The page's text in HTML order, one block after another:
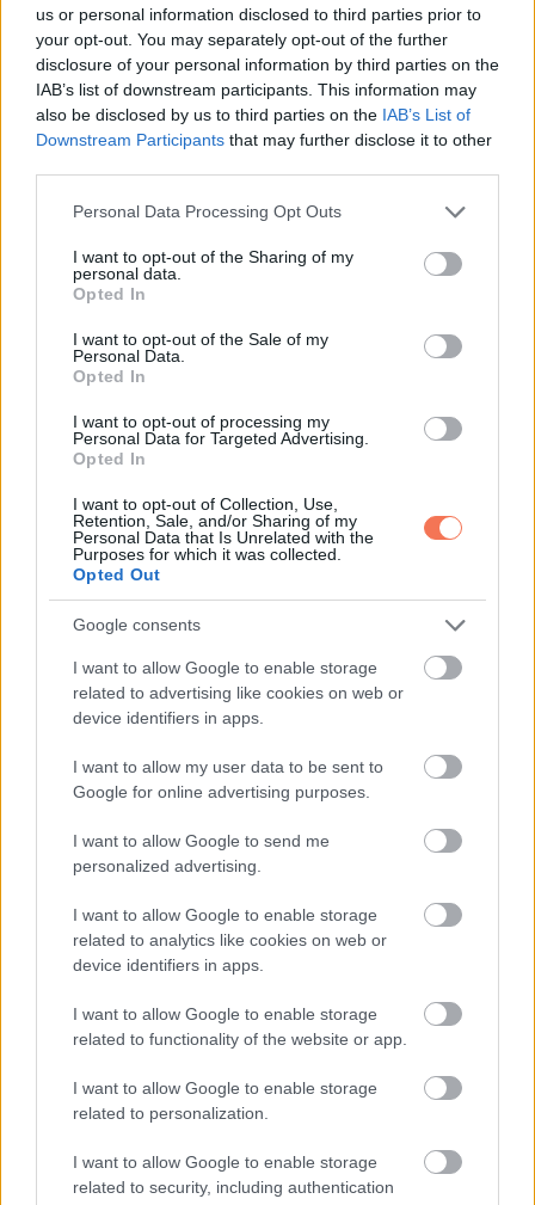
us or personal information disclosed to third parties prior to
your opt-out. You may separately opt-out of the further
disclosure of your personal information by third parties on the
IAB’s list of downstream participants. This information may
also be disclosed by us to third parties on the IAB’s List of
Downstream Participants that may further disclose it to other
Please note that this website/app uses one or more Google
not limited to your visit or usage behaviour. You may click to
grant or deny consent to Google and its third-party tags to
use your data for below specified purposes in below Google
consent section.
Personal Data Processing Opt Outs
I want to opt-out of the Sharing of my
personal data.
Opted In
I want to opt-out of the Sale of my
Personal Data.
Opted In
I want to opt-out of processing my
Personal Data for Targeted Advertising.
Opted In
I want to opt-out of Collection, Use,
Retention, Sale, and/or Sharing of my
Personal Data that Is Unrelated with the
Purposes for which it was collected.
Opted Out
Google consents
I want to allow Google to enable storage
related to advertising like cookies on web or
device identifiers in apps.
I want to allow my user data to be sent to
Google for online advertising purposes.
I want to allow Google to send me
personalized advertising.
I want to allow Google to enable storage
related to analytics like cookies on web or
device identifiers in apps.
I want to allow Google to enable storage
related to functionality of the website or app.
I want to allow Google to enable storage
related to personalization.
I want to allow Google to enable storage
related to security, including authentication
Ez az ember, mutattam Lewisra, az új főnökük, és a lánc
leendő tulajdonosa.
Felszisszent a terem.
A levél
Benne egy sor állt:
Huntsville, 2012.
Elakadt a lélegzetem. Megkértem az ügyvédemet, nézzen
utána csendben. Estére megvolt az igazság.
Tizenkilenc évesen Lewis autólopásért ült. Tizennyolc
hónapot kapott.
Harag, zűrzavar, csalódás kavarodott bennem.
Nyugodtan állt elém, vállalva, ami jön.
Miért nem mondta el, kérdeztem halkan.
Tizenkilenc voltam. Hőzöngő, felelőtlen. Elvittem egy kocsit,
és megkaptam érte, ami járt.
Nem hazudtam, mondta határozottan. Nem mondtam, mert
tudtam, becsukná előttem az ajtót. A börtön megváltoztatott.
Megmutatta, ki nem akarok lenni. Ezért bánok tisztelettel az
emberekkel, mert tudom, milyen, amikor elvész.